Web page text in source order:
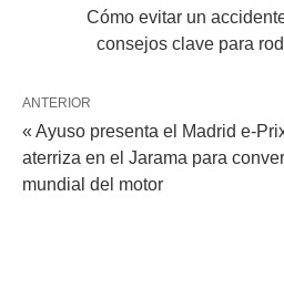
Cómo evitar un
consejos clave para
ANTERIOR
« Ayuso presenta el Madrid e-
aterriza en el Jarama para
mundial del motor